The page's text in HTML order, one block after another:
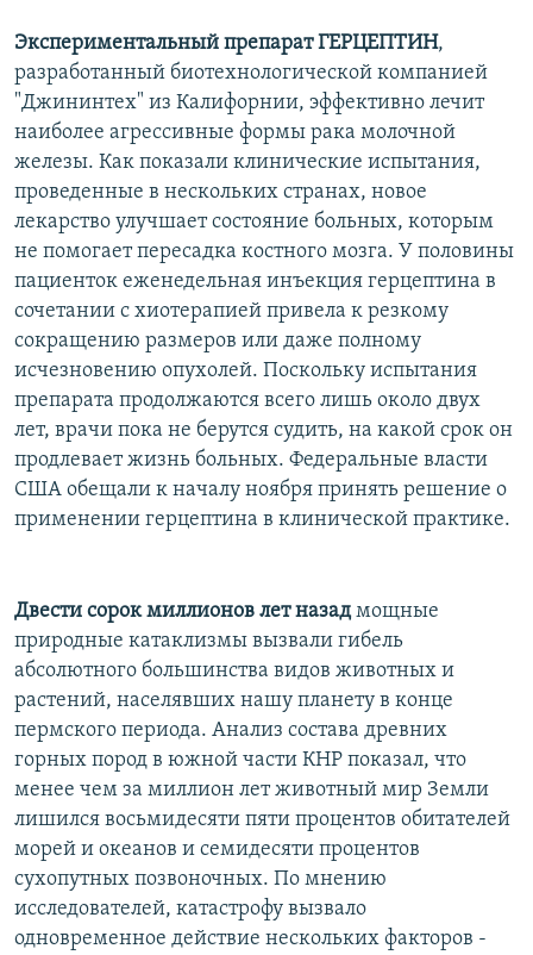
Экспериментальный препарат ГЕРЦЕПТИН,
разработанный биотехнологической компанией
"Джининтех" из Калифорнии, эффективно лечит
наиболее агрессивные формы рака молочной
железы. Как показали клинические испытания,
проведенные в нескольких странах, новое
лекарство улучшает состояние больных, которым
не помогает пересадка костного мозга. У половины
пациенток еженедельная инъекция герцептина в
сочетании с хиотерапией привела к резкому
сокращению размеров или даже полному
исчезновению опухолей. Поскольку испытания
препарата продолжаются всего лишь около двух
лет, врачи пока не берутся судить, на какой срок он
продлевает жизнь больных. Федеральные власти
США обещали к началу ноября принять решение о
применении герцептина в клинической практике.
Двести сорок миллионов лет назадмощные
природные катаклизмы вызвали гибель
абсолютного большинства видов животных и
растений, населявших нашу планету в конце
пермского периода. Анализ состава древних
горных пород в южной части КНР показал, что
менее чем за миллион лет животный мир Земли
лишился восьмидесяти пяти процентов обитателей
морей и океанов и семидесяти процентов
сухопутных позвоночных. По мнению
исследователей, катастрофу вызвало
одновременное действие нескольких факторов -